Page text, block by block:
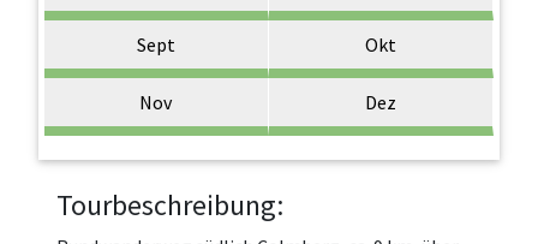
Sept Okt
Nov Dez
Tourbeschreibung: